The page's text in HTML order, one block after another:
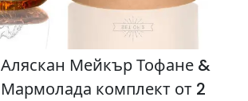
Аляскан Мейкър Тофане &
Мармолада комплект от 2